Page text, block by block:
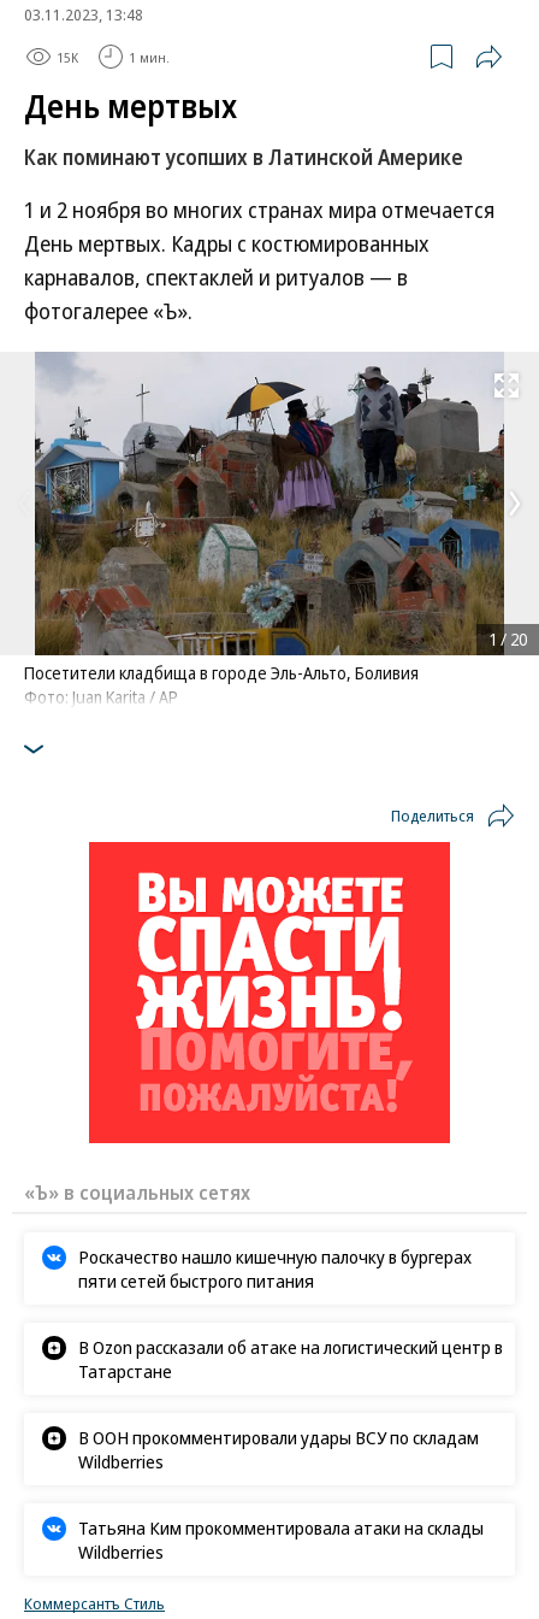
03.11.2023, 13:48
15K 1 мин.
День мертвых
Как поминают усопших в Латинской Америке
1 и 2 ноября во многих странах мира отмечается
День мертвых. Кадры с костюмированных
карнавалов, спектаклей и ритуалов — в
фотогалерее «Ъ».
Развернуть
Посетители кладбища в городе Эль-Альто, Боливия
Фото: Juan Karita / AP
1 / 20
Поделиться
«Ъ» в социальных сетях
Роскачество нашло кишечную палочку в бургерах
пяти сетей быстрого питания
В Ozon рассказали об атаке на логистический центр в
Татарстане
В ООН прокомментировали удары ВСУ по складам
Wildberries
Татьяна Ким прокомментировала атаки на склады
Wildberries
Коммерсантъ Стиль